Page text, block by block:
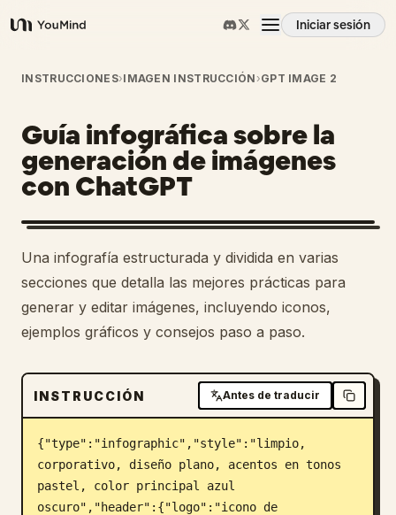
YouMind
Iniciar sesión
Resumen
Casos de uso
Habilidades
Prompts
Precios
Blog
Actualizaciones
INSTRUCCIONES›IMAGEN INSTRUCCIÓN ›GPT IMAGE 2
Guía infográfica sobre la
generación de imágenes
con ChatGPT
Una infografía estructurada y dividida en varias
secciones que detalla las mejores prácticas para
generar y editar imágenes, incluyendo iconos,
ejemplos gráficos y consejos paso a paso.
INSTRUCCIÓN Antes de traducir
{"type":"infographic","style":"limpio,
corporativo, diseño plano, acentos en tonos
pastel, color principal azul
oscuro","header":{"logo":"icono de